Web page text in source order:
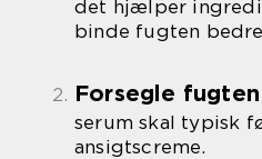
det hjælper
binde fugten
Forsegle
serum skal typisk
ansigtscreme.